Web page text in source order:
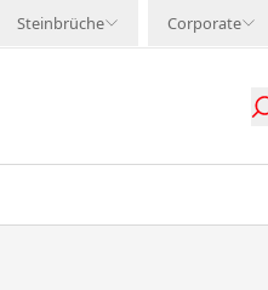
Steinbrüche Corporate